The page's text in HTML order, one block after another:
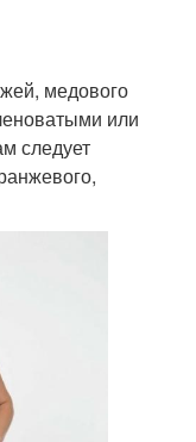
медового
или
следует